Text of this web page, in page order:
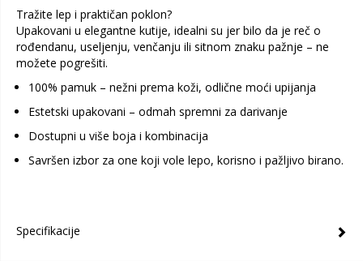
Tražite lep i praktičan poklon?
Upakovani u elegantne kutije, idealni su jer bilo da je reč o
rođendanu, useljenju, venčanju ili sitnom znaku pažnje – ne
možete pogrešiti.
100% pamuk – nežni prema koži, odlične moći upijanja
Estetski upakovani – odmah spremni za darivanje
Dostupni u više boja i kombinacija
Savršen izbor za one koji vole lepo, korisno i pažljivo birano.
Specifikacije